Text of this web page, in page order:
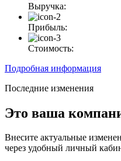
Выручка:
Прибыль:
Стоимость:
Подробная информация
Последние изменения
Это ваша
Внесите актуальные
через удобный личный